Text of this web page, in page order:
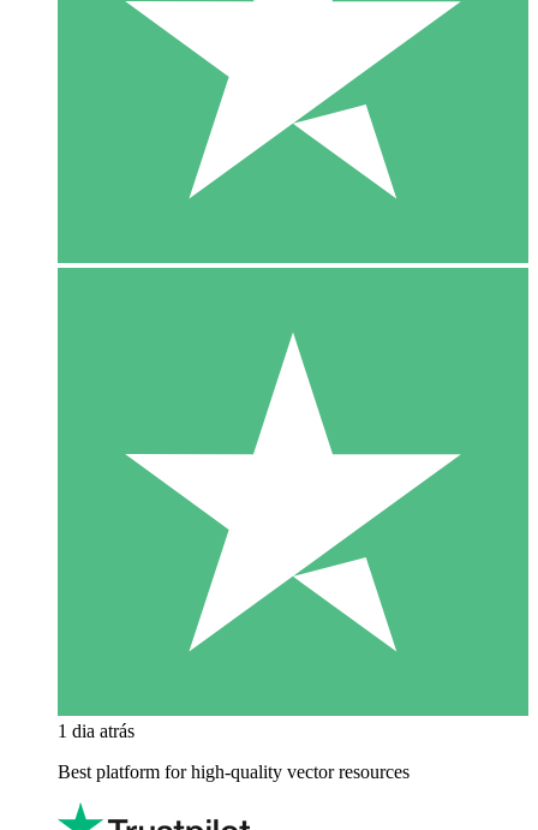
1 dia atrás
Best platform for high-quality vector resources